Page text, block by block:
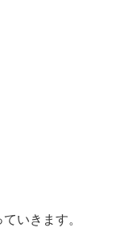
いきます。